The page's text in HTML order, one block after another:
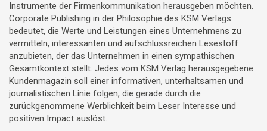
Instrumente der Firmenkommunikation herausgeben möchten.
Corporate Publishing in der Philosophie des KSM Verlags
bedeutet, die Werte und Leistungen eines Unternehmens zu
vermitteln, interessanten und aufschlussreichen Lesestoff
anzubieten, der das Unternehmen in einen sympathischen
Gesamtkontext stellt. Jedes vom KSM Verlag herausgegebene
Kundenmagazin soll einer informativen, unterhaltsamen und
journalistischen Linie folgen, die gerade durch die
zurückgenommene Werblichkeit beim Leser Interesse und
positiven Impact auslöst.